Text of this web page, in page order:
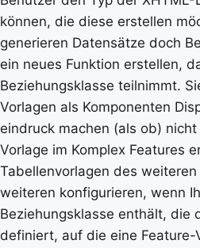
können, die diese erstellen
generieren Datensätze doch
ein neues Funktion erstellen,
Beziehungsklasse teilnimmt.
Vorlagen als Komponenten
eindruck machen (als ob)
Vorlage im Komplex Features
Tabellenvorlagen des
weiteren konfigurieren, wenn
Beziehungsklasse enthält, die
definiert, auf die eine Feature-